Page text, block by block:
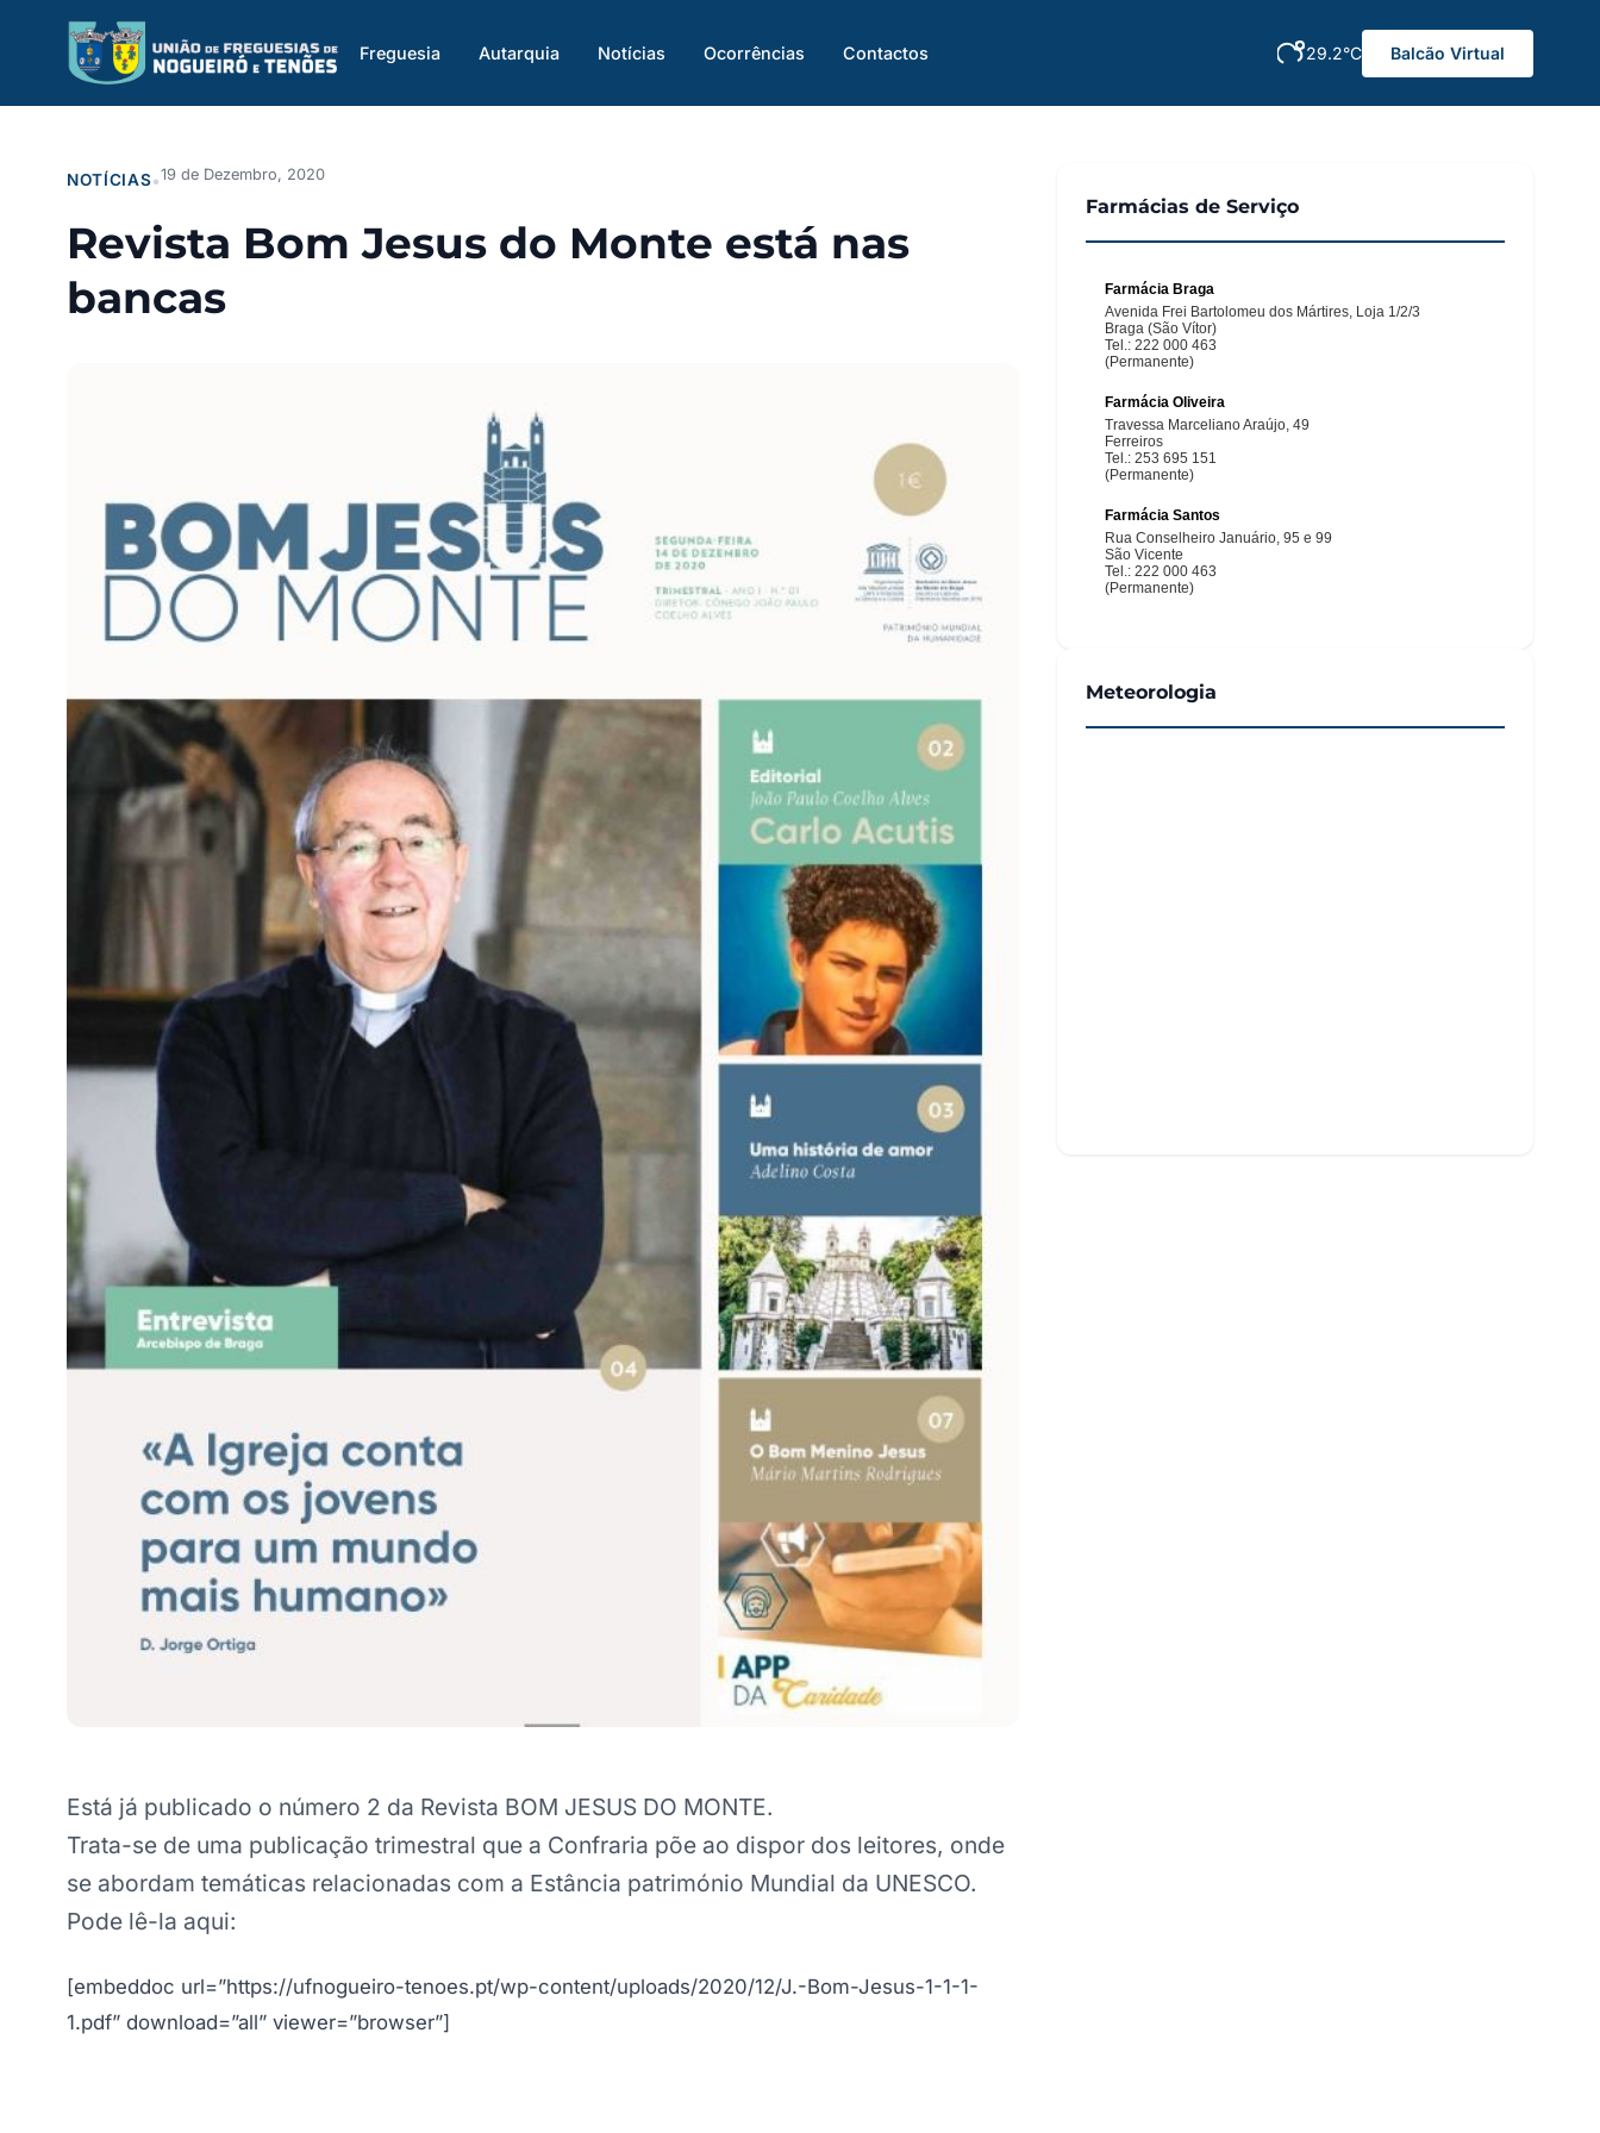
Freguesia Autarquia Notícias Ocorrências Contactos 29.2°C Balcão Virtual
NOTÍCIAS•19 de Dezembro, 2020
Revista Bom Jesus do Monte está nas
bancas
Está já publicado o número 2 da Revista BOM JESUS DO MONTE.
Trata-se de uma publicação trimestral que a Confraria põe ao dispor dos leitores, onde
se abordam temáticas relacionadas com a Estância património Mundial da UNESCO.
Pode lê-la aqui:
[embeddoc url=”https://ufnogueiro-tenoes.pt/wp-content/uploads/2020/12/J.-Bom-Jesus-1-1-1-
1.pdf” download=”all” viewer=”browser”]
Farmácias de Serviço
Meteorologia